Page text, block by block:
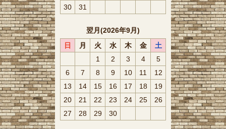
30
31
翌月(2026年9月)
日
月 火 水 木 金
土
1
2 3 4
5
6
7 8 9 10 11
12
13
14 15 16 17 18
19
20
21 22 23 24 25
26
27
28 29 30